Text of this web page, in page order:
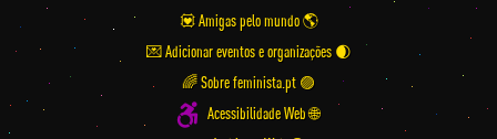
💟 Amigas pelo mundo
💌 Adicionar eventos e organizações
🌈 Sobre feminista.pt 🟣
Acessibilidade Web 🌐